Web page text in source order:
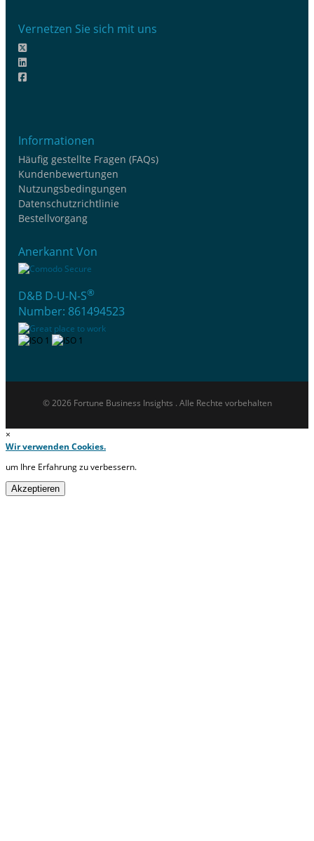
Vernetzen Sie sich mit uns
Informationen
Häufig gestellte Fragen (FAQs)
Kundenbewertungen
Nutzungsbedingungen
Datenschutzrichtlinie
Bestellvorgang
Anerkannt Von
D&B D-U-N-S®
Number: 861494523
© 2026 Fortune Business Insights . Alle Rechte vorbehalten
×
Wir verwenden Cookies.
um Ihre Erfahrung zu verbessern.
Akzeptieren